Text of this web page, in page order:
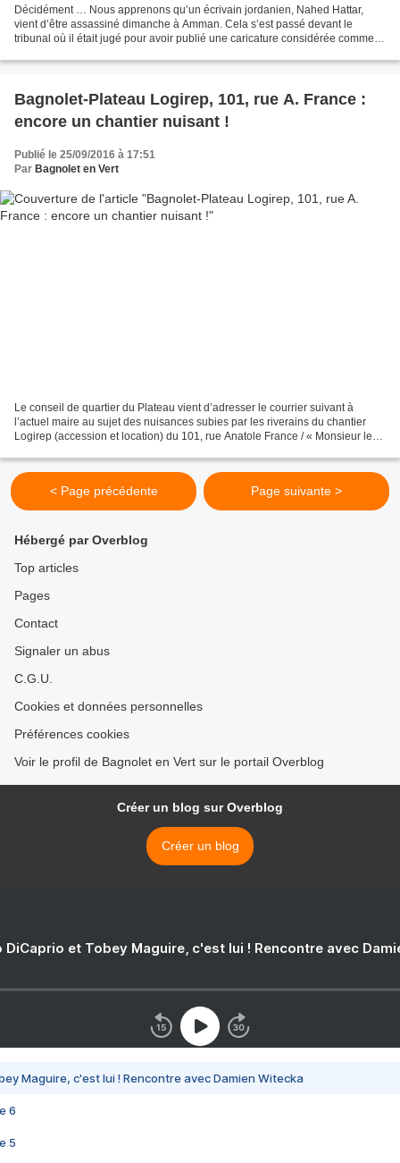
Décidément … Nous apprenons qu’un écrivain jordanien, Nahed Hattar,
vient d’être assassiné dimanche à Amman. Cela s’est passé devant le
tribunal où il était jugé pour avoir publié une caricature considérée comme
Bagnolet-Plateau Logirep, 101, rue A. France :
encore un chantier nuisant !
Publié le 25/09/2016 à 17:51
Par Bagnolet en Vert
Le conseil de quartier du Plateau vient d’adresser le courrier suivant à
l’actuel maire au sujet des nuisances subies par les riverains du chantier
Logirep (accession et location) du 101, rue Anatole France / « Monsieur le
< Page précédente Page suivante >
Hébergé par Overblog
Top articles
Pages
Contact
Signaler un abus
C.G.U.
Cookies et données personnelles
Préférences cookies
Voir le profil de Bagnolet en Vert sur le portail Overblog
Créer un blog sur Overblog
Créer un blog
DiCaprio et Tobey Maguire, c'est lui ! Rencontre avec
Maguire, c'est lui ! Rencontre avec Damien Witecka
6
5